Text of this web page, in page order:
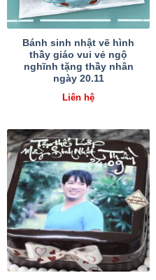
Bánh sinh nhật vẽ hình
thầy giáo vui vẻ ngộ
nghĩnh tặng thầy nhân
ngày 20.11
Liên hệ